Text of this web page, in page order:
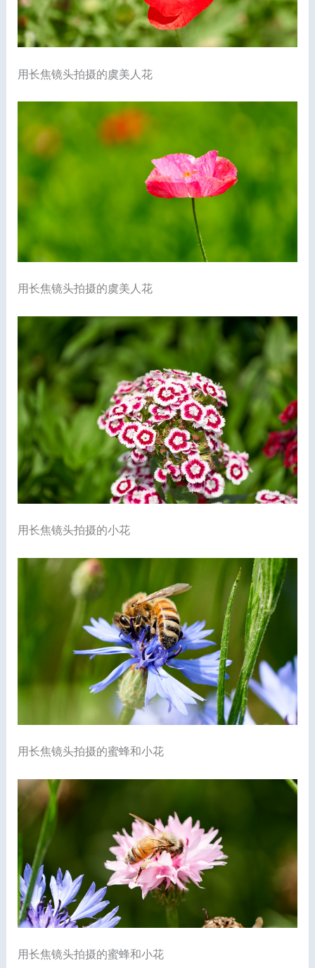
用长焦镜头拍摄的虞美人花
用长焦镜头拍摄的虞美人花
用长焦镜头拍摄的小花
用长焦镜头拍摄的蜜蜂和小花
用长焦镜头拍摄的蜜蜂和小花